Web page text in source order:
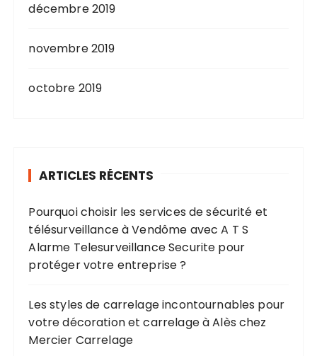
décembre 2019
novembre 2019
octobre 2019
ARTICLES RÉCENTS
Pourquoi choisir les services de sécurité et
télésurveillance à Vendôme avec A T S
Alarme Telesurveillance Securite pour
protéger votre entreprise ?
Les styles de carrelage incontournables pour
votre décoration et carrelage à Alès chez
Mercier Carrelage